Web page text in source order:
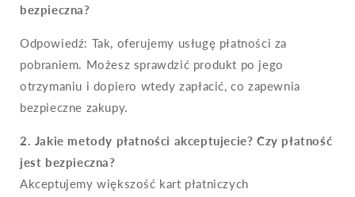
bezpieczna?
Odpowiedź: Tak, oferujemy usługę płatności za
pobraniem. Możesz sprawdzić produkt po jego
otrzymaniu i dopiero wtedy zapłacić, co zapewnia
bezpieczne zakupy.
2. Jakie metody płatności akceptujecie? Czy płatność
jest bezpieczna?
Akceptujemy większość kart płatniczych